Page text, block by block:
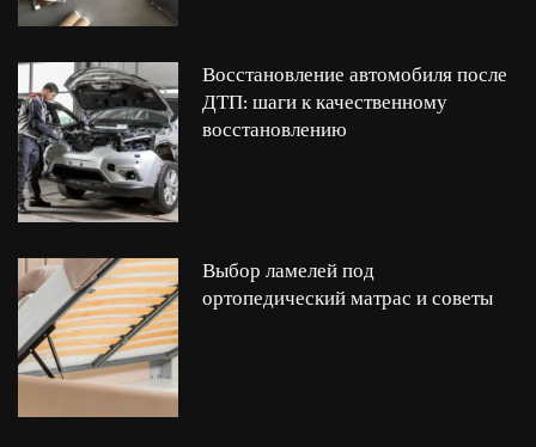
Восстановление автомобиля после
ДТП: шаги к качественному
восстановлению
Выбор ламелей под
ортопедический матрас и советы